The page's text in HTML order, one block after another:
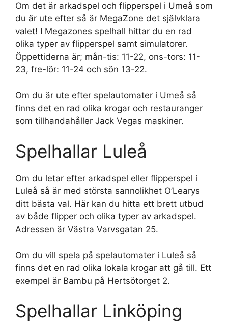
Om det är arkadspel och flipperspel i Umeå som
du är ute efter så är MegaZone det självklara
valet! I Megazones spelhall hittar du en rad
olika typer av flipperspel samt simulatorer.
Öppettiderna är; mån-tis: 11-22, ons-tors: 11-
23, fre-lör: 11-24 och sön 13-22.
Om du är ute efter spelautomater i Umeå så
finns det en rad olika krogar och restauranger
som tillhandahåller Jack Vegas maskiner.
Spelhallar Luleå
Om du letar efter arkadspel eller flipperspel i
Luleå så är med största sannolikhet O’Learys
ditt bästa val. Här kan du hitta ett brett utbud
av både flipper och olika typer av arkadspel.
Adressen är Västra Varvsgatan 25.
Om du vill spela på spelautomater i Luleå så
finns det en rad olika lokala krogar att gå till. Ett
exempel är Bambu på Hertsötorget 2.
Spelhallar Linköping